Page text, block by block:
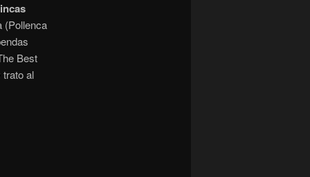
(Pollenca
Best
al